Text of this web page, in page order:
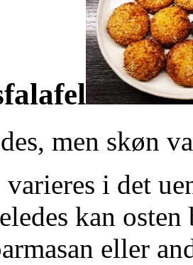
men skøn
varieres i det
kan
eller